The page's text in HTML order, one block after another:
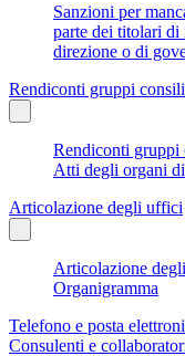
Sanzioni per
parte dei titolari
direzione o di
Rendiconti gruppi
Rendiconti gruppi
Atti degli organi
Articolazione degli uffici
Articolazione
Organigramma
Telefono e posta
Consulenti e